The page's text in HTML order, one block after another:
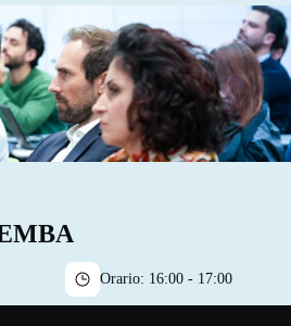
Orario: 16:00 - 17:00